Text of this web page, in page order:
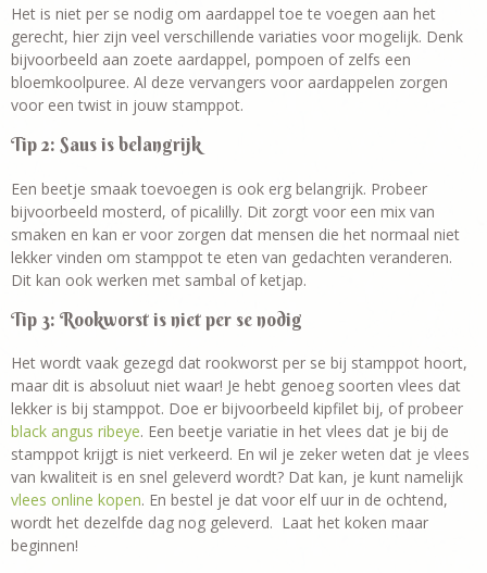
Het is niet per se nodig om aardappel toe te voegen aan het
gerecht, hier zijn veel verschillende variaties voor mogelijk. Denk
bijvoorbeeld aan zoete aardappel, pompoen of zelfs een
bloemkoolpuree. Al deze vervangers voor aardappelen zorgen
voor een twist in jouw stamppot.
Tip 2: Saus is belangrijk
Een beetje smaak toevoegen is ook erg belangrijk. Probeer
bijvoorbeeld mosterd, of picalilly. Dit zorgt voor een mix van
smaken en kan er voor zorgen dat mensen die het normaal niet
lekker vinden om stamppot te eten van gedachten veranderen.
Dit kan ook werken met sambal of ketjap.
Tip 3: Rookworst is niet per se nodig
Het wordt vaak gezegd dat rookworst per se bij stamppot hoort,
maar dit is absoluut niet waar! Je hebt genoeg soorten vlees dat
lekker is bij stamppot. Doe er bijvoorbeeld kipfilet bij, of probeer
black angus ribeye. Een beetje variatie in het vlees dat je bij de
stamppot krijgt is niet verkeerd. En wil je zeker weten dat je vlees
van kwaliteit is en snel geleverd wordt? Dat kan, je kunt namelijk
vlees online kopen. En bestel je dat voor elf uur in de ochtend,
wordt het dezelfde dag nog geleverd. Laat het koken maar
beginnen!